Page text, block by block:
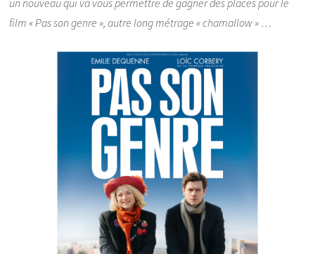
film « Pas son genre », autre long métrage « chamallow » …